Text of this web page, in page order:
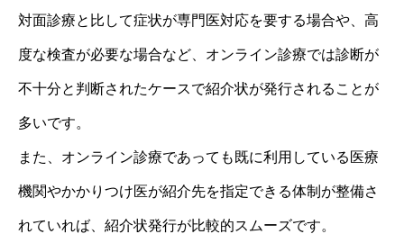
対面診療と比して症状が専門医対応を要する場合や、高
度な検査が必要な場合など、オンライン診療では診断が
不十分と判断されたケースで紹介状が発行されることが
多いです。
また、オンライン診療であっても既に利用している医療
機関やかかりつけ医が紹介先を指定できる体制が整備さ
れていれば、紹介状発行が比較的スムーズです。